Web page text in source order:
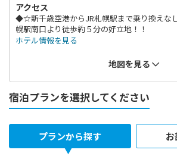
アクセス
◆☆新千歳空港からJR札幌駅まで乗り換えな
幌駅南口より徒歩約５分の好立地！！
ホテル情報を見る
地図を見る
宿泊プランを選択してください
プランから探す